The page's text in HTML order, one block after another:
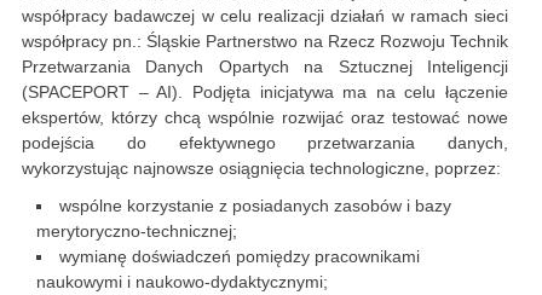
współpracy badawczej w celu realizacji działań w ramach sieci
współpracy pn.: Śląskie Partnerstwo na Rzecz Rozwoju Technik
Przetwarzania Danych Opartych na Sztucznej Inteligencji
(SPACEPORT – AI). Podjęta inicjatywa ma na celu łączenie
ekspertów, którzy chcą wspólnie rozwijać oraz testować nowe
podejścia do efektywnego przetwarzania danych,
wykorzystując najnowsze osiągnięcia technologiczne, poprzez:
wspólne korzystanie z posiadanych zasobów i bazy
merytoryczno-technicznej;
wymianę doświadczeń pomiędzy pracownikami
naukowymi i naukowo-dydaktycznymi;